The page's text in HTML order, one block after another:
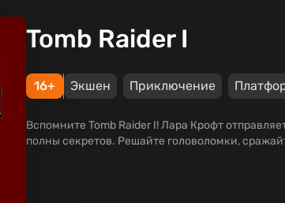
Tomb Raider I
16+ Экшен Приключение
Вспомните Tomb Raider I! Лара Крофт
полны секретов. Решайте головоломки,